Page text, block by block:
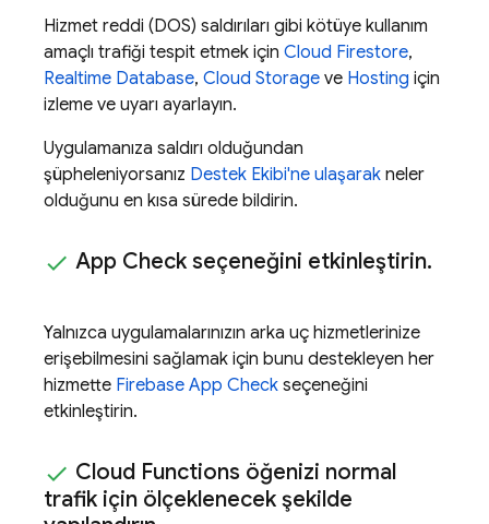
Hizmet reddi (DOS) saldırıları gibi kötüye kullanım
amaçlı trafiği tespit etmek için Cloud Firestore,
Realtime Database, Cloud Storage ve Hosting için
izleme ve uyarı ayarlayın.
Uygulamanıza saldırı olduğundan
şüpheleniyorsanız Destek Ekibi'ne ulaşarak neler
olduğunu en kısa sürede bildirin.
App Check seçeneğini etkinleştirin.
Yalnızca uygulamalarınızın arka uç hizmetlerinize
erişebilmesini sağlamak için bunu destekleyen her
hizmette Firebase App Check seçeneğini
etkinleştirin.
Cloud Functions öğenizi normal
trafik için ölçeklenecek şekilde